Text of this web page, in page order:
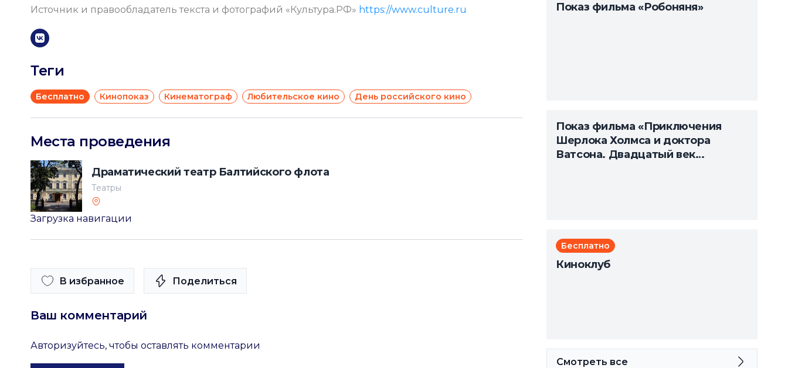
Источник и правообладатель текста и фотографий «Культура.РФ» https://www.culture.ru
Теги
Бесплатно Кинопоказ Кинематограф Любительское кино День российского кино
Места проведения
Драматический театр Балтийского флота
Театры
Загрузка навигации
В избранное Поделиться
Ваш комментарий
Авторизуйтесь, чтобы оставлять комментарии
Показ фильма «Робоняня»
Показ фильма «Приключения
Шерлока Холмса и доктора
Ватсона. Двадцатый век
Бесплатно
Киноклуб
Смотреть все